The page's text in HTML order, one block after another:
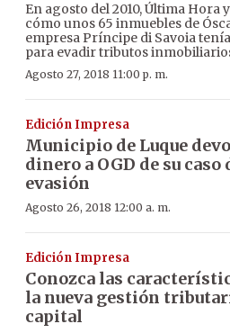
En agosto del 2010, Última
cómo unos 65 inmuebles de
empresa Príncipe di Savoia
para evadir tributos
Agosto 27, 2018 11:00 p. m.
Edición Impresa
Municipio de Luque
dinero a OGD de su caso
evasión
Agosto 26, 2018 12:00 a. m.
Edición Impresa
Conozca las
la nueva gestión
capital